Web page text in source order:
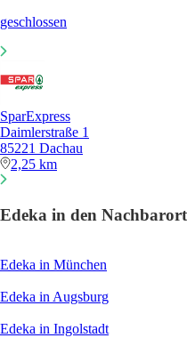
geschlossen
SparExpress
Daimlerstraße 1
85221 Dachau
2,25 km
Edeka in den
Edeka in München
Edeka in Augsburg
Edeka in Ingolstadt